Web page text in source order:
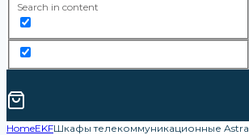
Search in content
HomeEKFШкафы телекоммуникационные Astra